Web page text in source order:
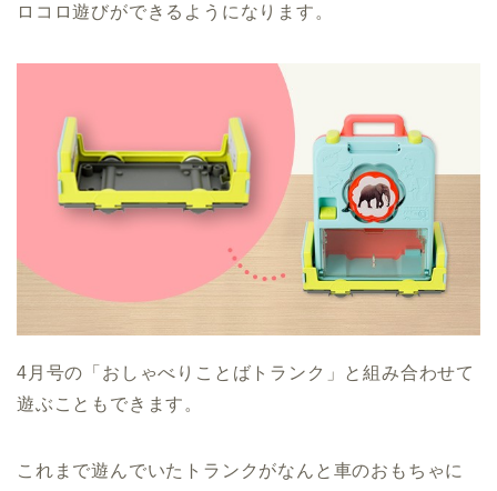
ロコロ遊びができるようになります。
4月号の「おしゃべりことばトランク」と組み合わせて
遊ぶこともできます。
これまで遊んでいたトランクがなんと車のおもちゃに